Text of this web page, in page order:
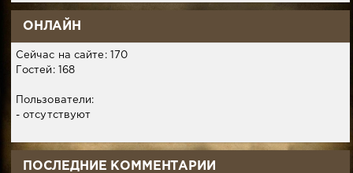
ОНЛАЙН
Сейчас на сайте: 170
Гостей: 168
Пользователи:
- отсутствуют
ПОСЛЕДНИЕ КОММЕНТАРИИ